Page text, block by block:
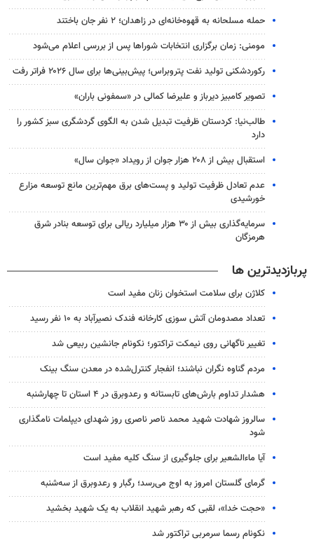
حمله مسلحانه به قهوه‌خانه‌ای در زاهدان؛ ۲ نفر جان باختند
مومنی: زمان برگزاری انتخابات شوراها پس از بررسی اعلام می‌شود
رکوردشکنی تولید نفت پتروبراس؛ پیش‌بینی‌ها برای سال ۲۰۲۶ فراتر رفت
تصویر کامبیز دیرباز و علیرضا کمالی در «سمفونی باران»
طالب‌نیا: کردستان ظرفیت تبدیل شدن به الگوی گردشگری سبز کشور را
دارد
استقبال بیش از ۲۰۸ هزار جوان از رویداد «جوان سال»
عدم تعادل ظرفیت تولید و پست‌های برق مهم‌ترین مانع توسعه مزارع
خورشیدی
سرمایه‌گذاری بیش از ۳۰ هزار میلیارد ریالی برای توسعه بنادر شرق
هرمزگان
پربازدیدترین ها
کلاژن برای سلامت استخوان زنان مفید است
تعداد مصدومان آتش سوزی کارخانه فندک نصیرآباد به ۱۰ نفر رسید
تغییر ناگهانی روی نیمکت تراکتور؛ نکونام جانشین ربیعی شد
مردم گناوه نگران نباشند؛ انفجار کنترل‌شده در معدن سنگ بینک
هشدار تداوم بارش‌های تابستانه و رعدوبرق در ۴ استان تا چهارشنبه
سالروز شهادت شهید محمد ناصر ناصری روز شهدای دیپلمات نامگذاری
شود
آیا ماءالشعیر برای جلوگیری از سنگ کلیه مفید است
گرمای گلستان امروز به اوج می‌رسد؛ رگبار و رعدوبرق از سه‌شنبه
«حجت خدا»، لقبی که رهبر شهید انقلاب به یک شهید بخشید
نکونام رسما سرمربی تراکتور شد